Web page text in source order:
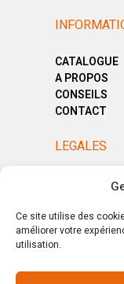
Ce site utilise des
améliorer votre
utilisation.
CATALOGUE
A PROPOS
CONSEILS
CONTACT
LEGALES
MENTIONS
CGV